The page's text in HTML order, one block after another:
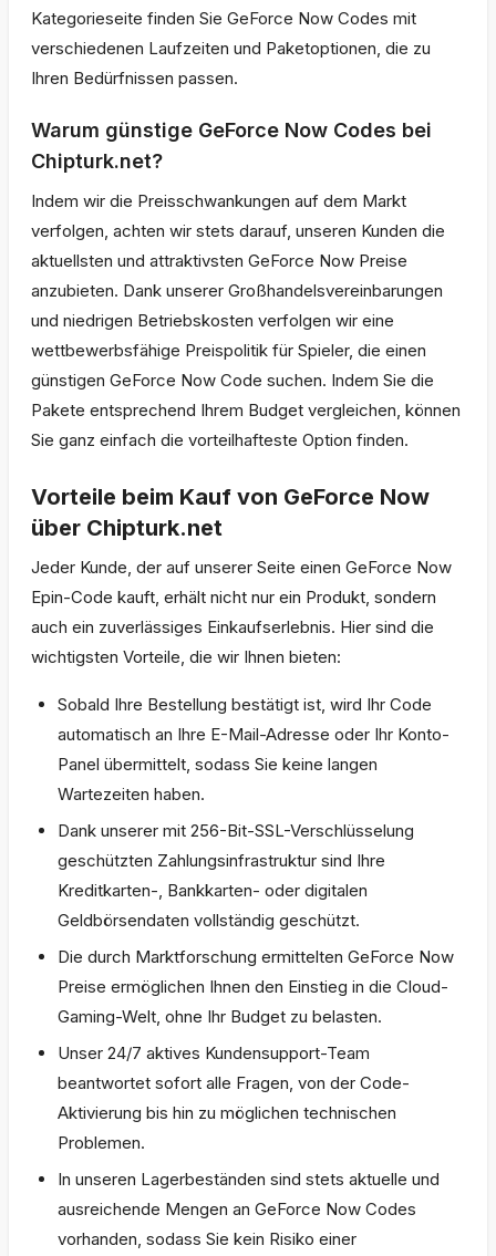
Kategorieseite finden Sie GeForce Now Codes mit
verschiedenen Laufzeiten und Paketoptionen, die zu
Ihren Bedürfnissen passen.
Warum günstige GeForce Now Codes bei
Chipturk.net?
Indem wir die Preisschwankungen auf dem Markt
verfolgen, achten wir stets darauf, unseren Kunden die
aktuellsten und attraktivsten GeForce Now Preise
anzubieten. Dank unserer Großhandelsvereinbarungen
und niedrigen Betriebskosten verfolgen wir eine
wettbewerbsfähige Preispolitik für Spieler, die einen
günstigen GeForce Now Code suchen. Indem Sie die
Pakete entsprechend Ihrem Budget vergleichen, können
Sie ganz einfach die vorteilhafteste Option finden.
Vorteile beim Kauf von GeForce Now
über Chipturk.net
Jeder Kunde, der auf unserer Seite einen GeForce Now
Epin-Code kauft, erhält nicht nur ein Produkt, sondern
auch ein zuverlässiges Einkaufserlebnis. Hier sind die
wichtigsten Vorteile, die wir Ihnen bieten:
Sobald Ihre Bestellung bestätigt ist, wird Ihr Code
automatisch an Ihre E-Mail-Adresse oder Ihr Konto-
Panel übermittelt, sodass Sie keine langen
Wartezeiten haben.
Dank unserer mit 256-Bit-SSL-Verschlüsselung
geschützten Zahlungsinfrastruktur sind Ihre
Kreditkarten-, Bankkarten- oder digitalen
Geldbörsendaten vollständig geschützt.
Die durch Marktforschung ermittelten GeForce Now
Preise ermöglichen Ihnen den Einstieg in die Cloud-
Gaming-Welt, ohne Ihr Budget zu belasten.
Unser 24/7 aktives Kundensupport-Team
beantwortet sofort alle Fragen, von der Code-
Aktivierung bis hin zu möglichen technischen
Problemen.
In unseren Lagerbeständen sind stets aktuelle und
ausreichende Mengen an GeForce Now Codes
vorhanden, sodass Sie kein Risiko einer